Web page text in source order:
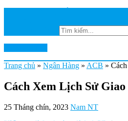
Trang chủ » Ngân Hàng » ACB »
Cách Xem Lịch Sử
25 Tháng chín, 2023 Nam NT